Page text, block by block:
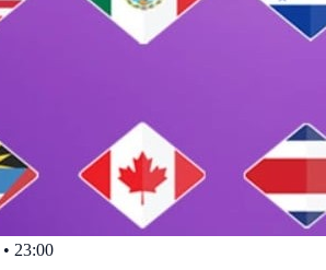
• 23:00